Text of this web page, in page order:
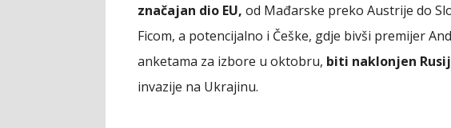
značajan dio EU, od Mađarske preko Austrije do
Ficom, a potencijalno i Češke, gdje bivši premijer
anketama za izbore u oktobru, biti naklonjen
invazije na Ukrajinu.